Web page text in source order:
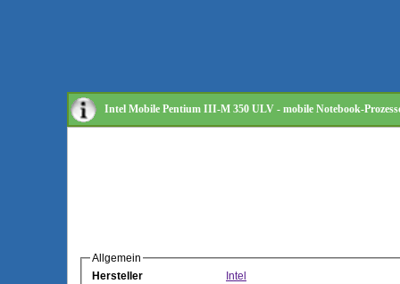
Intel Mobile Pentium III-M 350 ULV - mobile Notebook-
Allgemein
Hersteller
Intel